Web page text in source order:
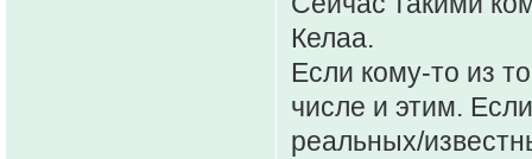
Келаа.
Если кому-то из
числе и этим.
реальных/